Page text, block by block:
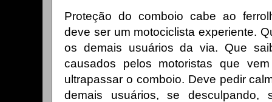
Proteção do comboio cabe ao
deve ser um motociclista experiente.
os demais usuários da via. Que
causados pelos motoristas que
ultrapassar o comboio. Deve pedir
demais usuários, se desculpando,